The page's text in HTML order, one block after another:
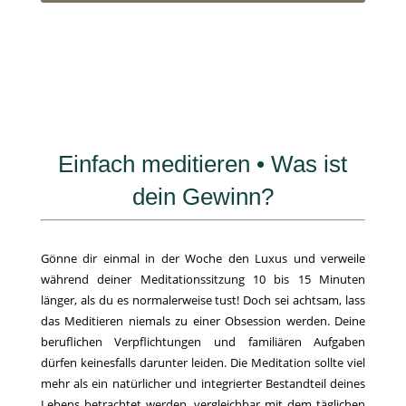
Einfach meditieren • Was ist
dein Gewinn?
Gönne dir einmal in der Woche den Luxus und verweile
während deiner Meditationssitzung 10 bis 15 Minuten
länger, als du es normalerweise tust! Doch sei achtsam, lass
das Meditieren niemals zu einer Obsession werden. Deine
beruflichen Verpflichtungen und familiären Aufgaben
dürfen keinesfalls darunter leiden. Die Meditation sollte viel
mehr als ein natürlicher und integrierter Bestandteil deines